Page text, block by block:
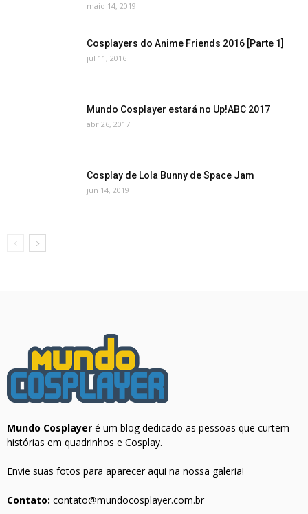
maio 14, 2019
Cosplayers do Anime Friends 2016 [Parte 1]
jul 11, 2016
Mundo Cosplayer estará no Up!ABC 2017
abr 26, 2017
Cosplay de Lola Bunny de Space Jam
jun 14, 2019
Mundo Cosplayer é um blog dedicado as pessoas que curtem
histórias em quadrinhos e Cosplay.
Envie suas fotos para aparecer aqui na nossa galeria!
Contato: contato@mundocosplayer.com.br